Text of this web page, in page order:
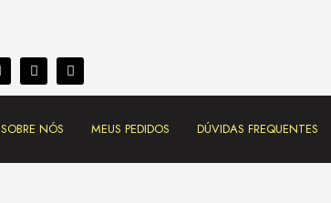
SOBRE NÓS MEUS PEDIDOS DÚVIDAS FREQUENTES